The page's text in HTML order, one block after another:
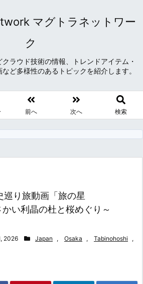
マグトラネットワー
ク
ラウド技術の情報、トレンドアイテム・
ど多様性のあるトピックを紹介します。
前へ 次へ 検索
り旅動画「旅の星
い利晶の杜と桜めぐり～
2026 Japan , Osaka , Tabinohoshi ,